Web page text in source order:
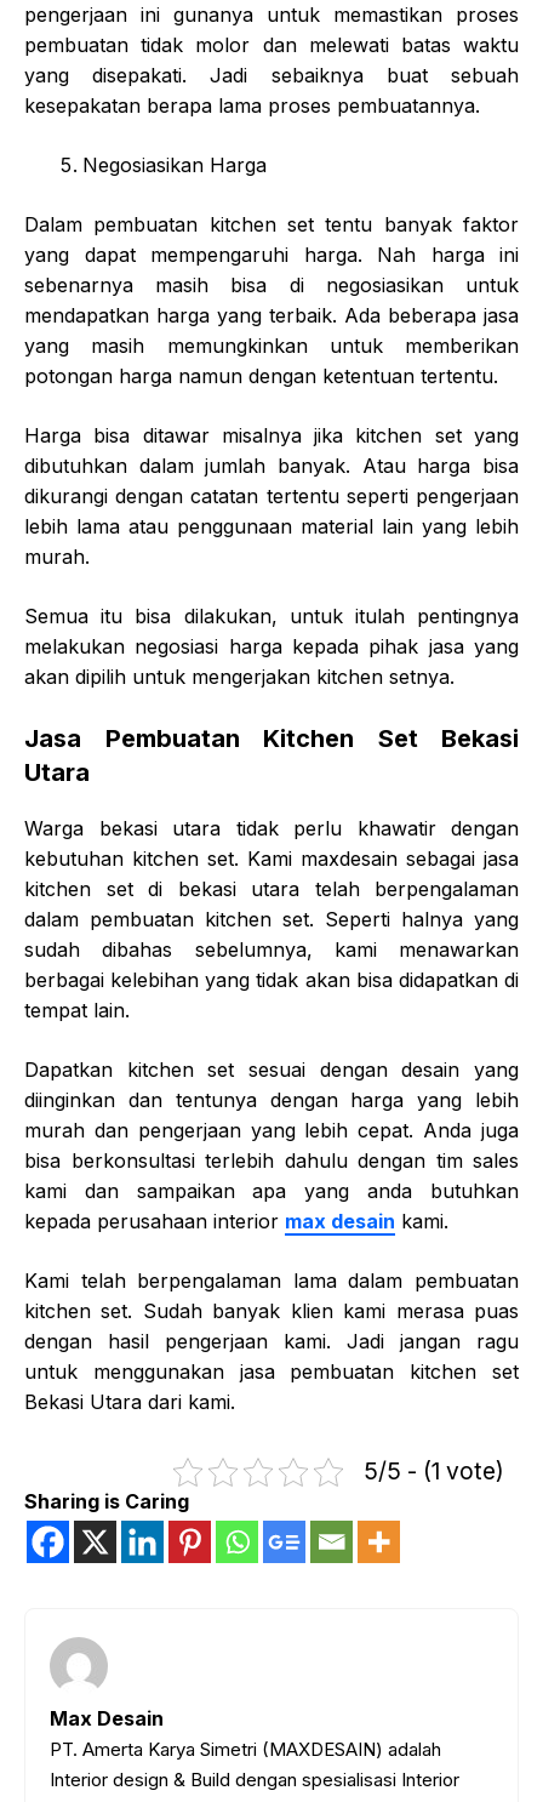
pengerjaan ini gunanya untuk memastikan proses
pembuatan tidak molor dan melewati batas waktu
yang disepakati. Jadi sebaiknya buat sebuah
kesepakatan berapa lama proses pembuatannya.
Negosiasikan Harga
Dalam pembuatan kitchen set tentu banyak faktor
yang dapat mempengaruhi harga. Nah harga ini
sebenarnya masih bisa di negosiasikan untuk
mendapatkan harga yang terbaik. Ada beberapa jasa
yang masih memungkinkan untuk memberikan
potongan harga namun dengan ketentuan tertentu.
Harga bisa ditawar misalnya jika kitchen set yang
dibutuhkan dalam jumlah banyak. Atau harga bisa
dikurangi dengan catatan tertentu seperti pengerjaan
lebih lama atau penggunaan material lain yang lebih
murah.
Semua itu bisa dilakukan, untuk itulah pentingnya
melakukan negosiasi harga kepada pihak jasa yang
akan dipilih untuk mengerjakan kitchen setnya.
Jasa Pembuatan Kitchen Set Bekasi
Utara
Warga bekasi utara tidak perlu khawatir dengan
kebutuhan kitchen set. Kami maxdesain sebagai jasa
kitchen set di bekasi utara telah berpengalaman
dalam pembuatan kitchen set. Seperti halnya yang
sudah dibahas sebelumnya, kami menawarkan
berbagai kelebihan yang tidak akan bisa didapatkan di
tempat lain.
Dapatkan kitchen set sesuai dengan desain yang
diinginkan dan tentunya dengan harga yang lebih
murah dan pengerjaan yang lebih cepat. Anda juga
bisa berkonsultasi terlebih dahulu dengan tim sales
kami dan sampaikan apa yang anda butuhkan
kepada perusahaan interior max desain kami.
Kami telah berpengalaman lama dalam pembuatan
kitchen set. Sudah banyak klien kami merasa puas
dengan hasil pengerjaan kami. Jadi jangan ragu
untuk menggunakan jasa pembuatan kitchen set
Bekasi Utara dari kami.
5/5 - (1 vote)
Sharing is Caring
Max Desain
PT. Amerta Karya Simetri (MAXDESAIN) adalah
Interior design & Build dengan spesialisasi Interior